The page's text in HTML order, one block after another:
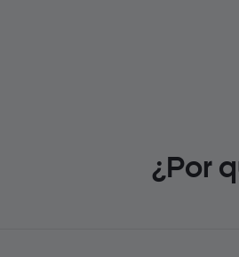
¿Por